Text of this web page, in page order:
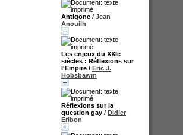
Antigone / Jean
Anouilh
Les enjeux du XXIe
siècles : Réflexions sur
l'Empire / Eric J.
Hobsbawm
Réflexions sur la
question gay / Didier
Eribon